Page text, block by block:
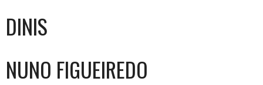
DINIS
NUNO FIGUEIREDO